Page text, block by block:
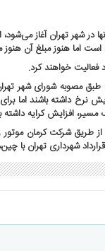
در شهر تهران آغاز
است اما هنوز مبلغ آن
خواهند کرد.
مصوبه شورای شهر
رانندگان تاکسی می‌توانند تا سقف ۸۰ درصد
از طریق شرکت کرمان